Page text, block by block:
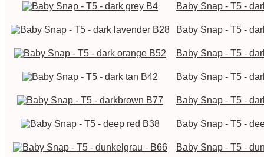
Baby Snap - T5 -
Baby Snap - T5 -
Baby Snap - T5 -
Baby Snap - T5 -
Baby Snap - T5 -
Baby Snap - T5 -
Baby Snap - T5 -